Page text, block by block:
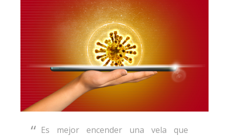
Es mejor encender una vela que